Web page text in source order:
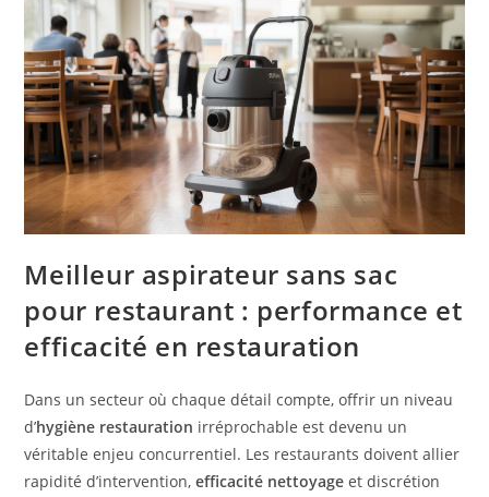
Meilleur aspirateur sans sac
pour restaurant : performance et
efficacité en restauration
Dans un secteur où chaque détail compte, offrir un niveau
d’hygiène restauration irréprochable est devenu un
véritable enjeu concurrentiel. Les restaurants doivent allier
rapidité d’intervention,efficacité nettoyage et discrétion